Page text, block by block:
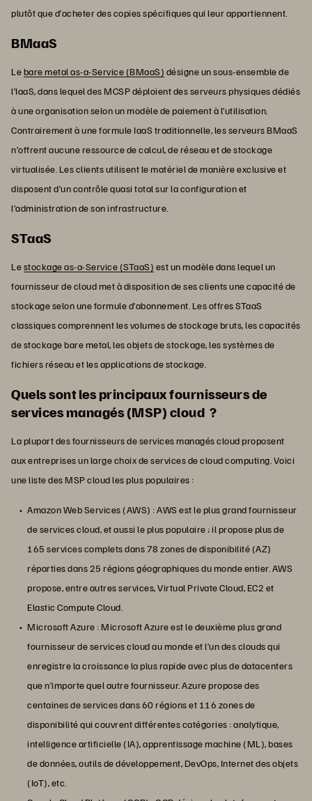
plutôt que d’acheter des copies spécifiques qui leur appartiennent.
BMaaS
Lebare metal as-a-Service (BMaaS) désigne un sous-ensemble de
l’IaaS, dans lequel des MCSP déploient des serveurs physiques dédiés
à une organisation selon un modèle de paiement à l’utilisation.
Contrairement à une formule IaaS traditionnelle, les serveurs BMaaS
n’offrent aucune ressource de calcul, de réseau et de stockage
virtualisée. Les clients utilisent le matériel de manière exclusive et
disposent d’un contrôle quasi total sur la configuration et
l’administration de son infrastructure.
STaaS
Lestockage as-a-Service (STaaS) est un modèle dans lequel un
fournisseur de cloud met à disposition de ses clients une capacité de
stockage selon une formule d’abonnement. Les offres STaaS
classiques comprennent les volumes de stockage bruts, les capacités
de stockage bare metal, les objets de stockage, les systèmes de
fichiers réseau et les applications de stockage.
Quels sont les principaux fournisseurs de
services managés (MSP) cloud ?
La plupart des fournisseurs de services managés cloud proposent
aux entreprises un large choix de services de cloud computing. Voici
une liste des MSP cloud les plus populaires :
Amazon Web Services (AWS) : AWS est le plus grand fournisseur
de services cloud, et aussi le plus populaire ; il propose plus de
165 services complets dans 78 zones de disponibilité (AZ)
réparties dans 25 régions géographiques du monde entier. AWS
propose, entre autres services, Virtual Private Cloud, EC2 et
Elastic Compute Cloud.
Microsoft Azure : Microsoft Azure est le deuxième plus grand
fournisseur de services cloud au monde et l’un des clouds qui
enregistre la croissance la plus rapide avec plus de datacenters
que n’importe quel autre fournisseur. Azure propose des
centaines de services dans 60 régions et 116 zones de
disponibilité qui couvrent différentes catégories : analytique,
intelligence artificielle (IA), apprentissage machine (ML), bases
de données, outils de développement, DevOps, Internet des objets
(IoT), etc.